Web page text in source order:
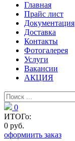
Главная
Прайс лист
Документация
Доставка
Контакты
Фотогалерея
Услуги
Вакансии
АКЦИЯ
0
ИТОГо:
0 руб.
оформиить заказ